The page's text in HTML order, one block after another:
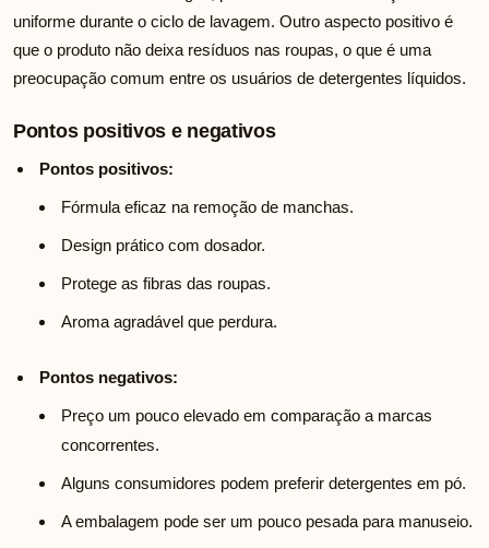
uniforme durante o ciclo de lavagem. Outro aspecto positivo é
que o produto não deixa resíduos nas roupas, o que é uma
preocupação comum entre os usuários de detergentes líquidos.
Pontos positivos e negativos
Pontos positivos:
Fórmula eficaz na remoção de manchas.
Design prático com dosador.
Protege as fibras das roupas.
Aroma agradável que perdura.
Pontos negativos:
Preço um pouco elevado em comparação a marcas
concorrentes.
Alguns consumidores podem preferir detergentes em pó.
A embalagem pode ser um pouco pesada para manuseio.